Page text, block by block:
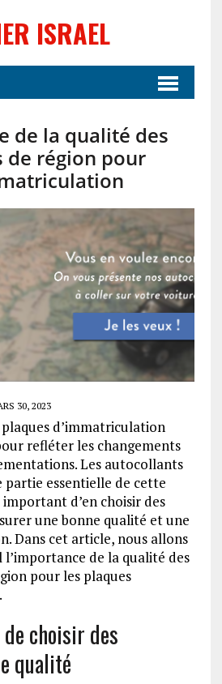
ISRAEL
de la qualité des
région pour
30, 2023
plaques d’immatriculation
refléter les changements
Les autocollants
partie essentielle de cette
d’en choisir des
une bonne qualité et une
Dans cet article, nous allons
de la qualité des
pour les plaques
choisir des
qualité